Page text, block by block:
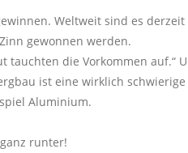
Weltweit sind es
gewonnen werden.
die Vorkommen auf.“
ist eine wirklich schwierige
Aluminium.
runter!